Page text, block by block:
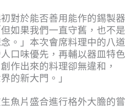
對於能否善用能作的錫製器
如果我們一直守舊，也不是
。」本次會席料理中的八道
口味優先，再輔以器皿特色
作出來的料理卻無違和，
的新大門。」
魚片盛合進行格外大膽的嘗